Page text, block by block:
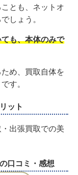
とも、ネットオ
しょう。
も、本体のみで
め、買取自体を
す。
ット
出張買取での美
口コミ・感想